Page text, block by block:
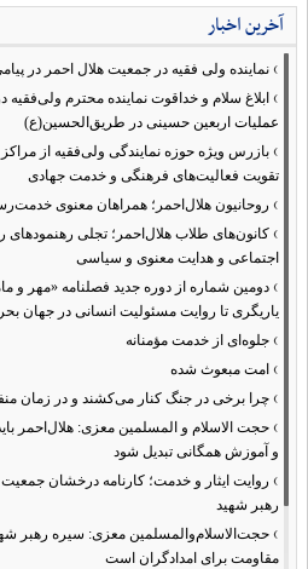
آخرین اخبار
› نماینده ولی فقیه در جمعیت هلال احمر در
› ابلاغ سلام و خداقوت نماینده محترم
عملیات اربعین حسینی در طریق‌الحسین(ع)
› بازرس ویژه حوزه نمایندگی ولی‌فقیه از مراکز
تقویت فعالیت‌های فرهنگی و خدمت جهادی
› روحانیون هلال‌احمر؛ همراهان معنوی
› کانون‌های طلاب هلال‌احمر؛ تجلی رهنمودهای
اجتماعی و هدایت معنوی و سیاسی
› دومین شماره از دوره جدید فصلنامه «مهر و
یاریگری تا روایت مسئولیت انسانی در جهان
› جلوه‌ای از خدمت مؤمنانه
› امت مبعوث شده
› چرا برخی در جنگ کنار می‌کشند و در زمان
› حجت الاسلام و المسلمین معزی: هلال‌احمر
و آموزش همگانی تبدیل شود
› روایت ایثار و خدمت؛ کارنامه درخشان
رهبر شهید
› حجت‌الاسلام‌والمسلمین معزی: سیره رهبر
مقاومت برای امدادگران است